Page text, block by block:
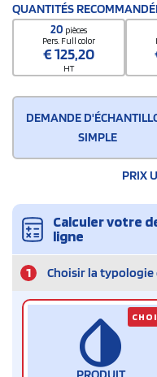
QUANTITÉS
20 pièces
Pers. Full color
€125,20
HT
DEMANDE
SIMPLE
PRIX
Calculer votre
ligne
1 Choisir la